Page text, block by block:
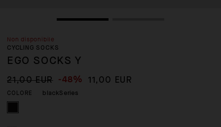
Non disponibile
CYCLING SOCKS
EGO SOCKS Y
21,00 EUR -48% 11,00 EUR
COLORE blackSeries